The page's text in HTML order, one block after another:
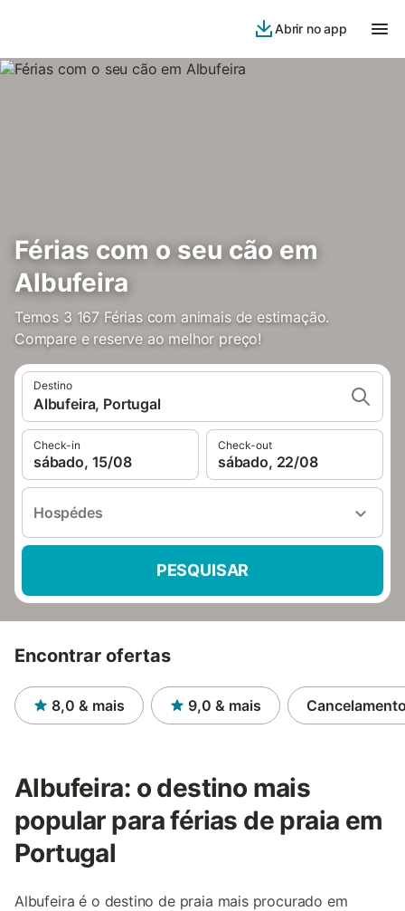
Abrir no app
Férias com o seu cão em
Albufeira
Temos 3 167 Férias com animais de estimação.
Compare e reserve ao melhor preço!
Destino
Albufeira, Portugal
Check-in
sábado, 15/08
Check-out
sábado, 22/08
Hospédes
PESQUISAR
Encontrar ofertas
8,0 & mais 9,0 & mais
Albufeira: o destino mais
popular para férias de praia em
Portugal
Albufeira é o destino de praia mais procurado em